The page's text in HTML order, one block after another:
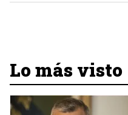
Lo más visto